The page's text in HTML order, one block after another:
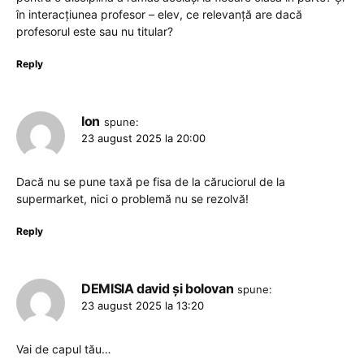
în interacțiunea profesor – elev, ce relevanță are dacă
profesorul este sau nu titular?
Reply
Ion spune:
23 august 2025 la 20:00
Dacă nu se pune taxă pe fisa de la căruciorul de la
supermarket, nici o problemă nu se rezolvă!
Reply
DEMISIA david și bolovan spune:
23 august 2025 la 13:20
Vai de capul tău…